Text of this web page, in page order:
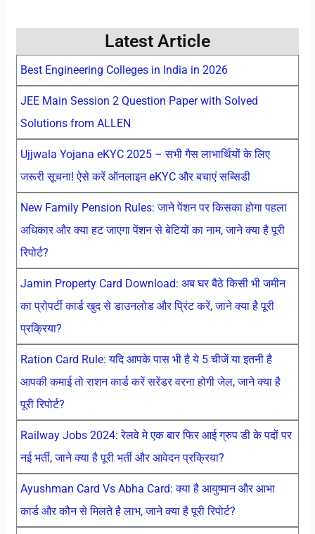
Latest Article
Best Engineering Colleges in India in 2026
JEE Main Session 2 Question Paper with Solved
Solutions from ALLEN
Ujjwala Yojana eKYC 2025 – सभी गैस लाभार्थियों के लिए
जरूरी सूचना! ऐसे करें ऑनलाइन eKYC और बचाएं सब्सिडी
New Family Pension Rules: जाने पेंशन पर किसका होगा पहला
अधिकार और क्या हट जाएगा पेंशन से बेटियों का नाम, जाने क्या है पूरी
रिपोर्ट?
Jamin Property Card Download: अब घर बैठे किसी भी जमीन
का प्रोपर्टी कार्ड खुद से डाउनलोड और प्रिंट करें, जाने क्या है पूरी
प्रक्रिया?
Ration Card Rule: यदि आपके पास भी है ये 5 चीजें या इतनी है
आपकी कमाई तो राशन कार्ड करें सरेंडर वरना होगी जेल, जाने क्या है
पूरी रिपोर्ट?
Railway Jobs 2024: रेलवे मे एक बार फिर आई ग्रुप डी के पदों पर
नई भर्ती, जाने क्या है पूरी भर्ती और आवेदन प्रक्रिया?
Ayushman Card Vs Abha Card: क्या है आयुष्मान और आभा
कार्ड और कौन से मिलते है लाभ, जाने क्या है पूरी रिपोर्ट?